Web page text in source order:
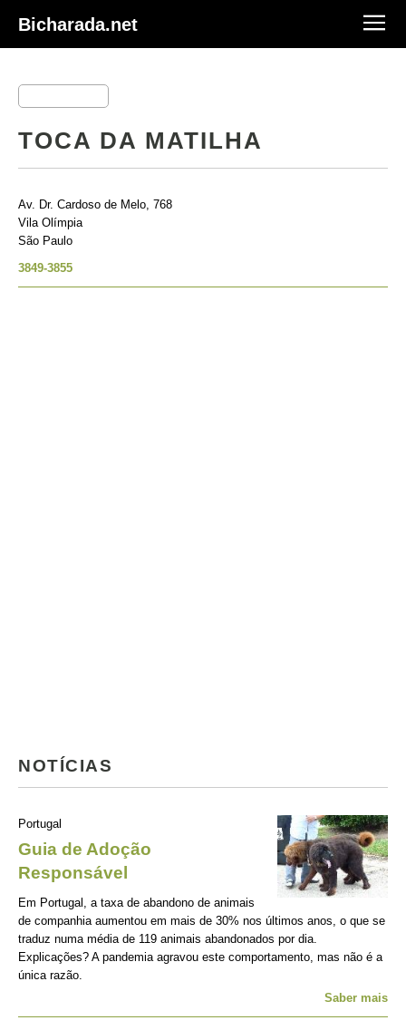
Bicharada.net
TOCA DA MATILHA
Av. Dr. Cardoso de Melo, 768
Vila Olímpia
São Paulo
3849-3855
NOTÍCIAS
Portugal
Guia de Adoção
Responsável
Em Portugal, a taxa de abandono de animais
de companhia aumentou em mais de 30% nos últimos anos, o que se
traduz numa média de 119 animais abandonados por dia.
Explicações? A pandemia agravou este comportamento, mas não é a
única razão.
Saber mais